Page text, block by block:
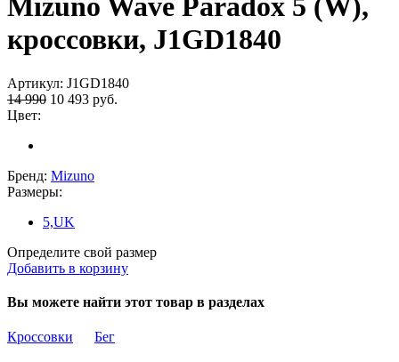
Mizuno Wave Paradox 5 (W),
кроссовки, J1GD1840
Артикул: J1GD1840
14 990 10 493 руб.
Цвет:
Бренд: Mizuno
Размеры:
5,UK
Определите свой размер
Добавить в корзину
Вы можете найти этот товар в разделах
Кроссовки Бег